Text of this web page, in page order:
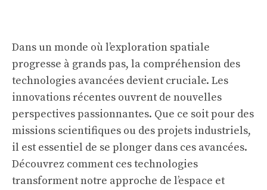
Dans un monde où l’exploration spatiale
progresse à grands pas, la compréhension des
technologies avancées devient cruciale. Les
innovations récentes ouvrent de nouvelles
perspectives passionnantes. Que ce soit pour des
missions scientifiques ou des projets industriels,
il est essentiel de se plonger dans ces avancées.
Découvrez comment ces technologies
transforment notre approche de l’espace et